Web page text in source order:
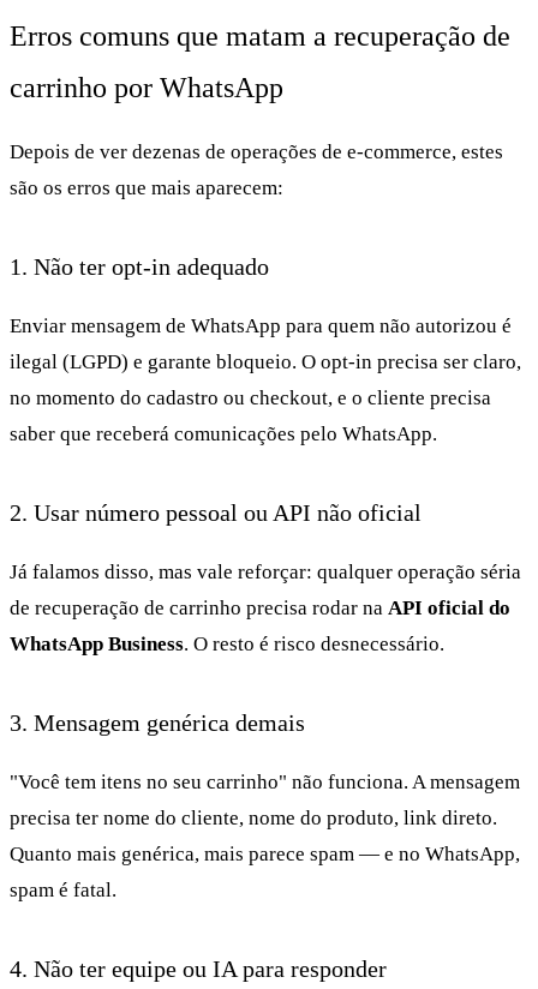
Erros comuns que matam a recuperação de
carrinho por WhatsApp
Depois de ver dezenas de operações de e-commerce, estes
são os erros que mais aparecem:
1. Não ter opt-in adequado
Enviar mensagem de WhatsApp para quem não autorizou é
ilegal (LGPD) e garante bloqueio. O opt-in precisa ser claro,
no momento do cadastro ou checkout, e o cliente precisa
saber que receberá comunicações pelo WhatsApp.
2. Usar número pessoal ou API não oficial
Já falamos disso, mas vale reforçar: qualquer operação séria
de recuperação de carrinho precisa rodar na API oficial do
WhatsApp Business. O resto é risco desnecessário.
3. Mensagem genérica demais
"Você tem itens no seu carrinho" não funciona. A mensagem
precisa ter nome do cliente, nome do produto, link direto.
Quanto mais genérica, mais parece spam — e no WhatsApp,
spam é fatal.
4. Não ter equipe ou IA para responder